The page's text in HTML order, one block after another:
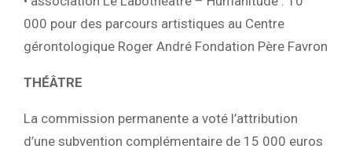
000 pour des parcours artistiques au Centre
gérontologique Roger André Fondation Père Favron
THÉÂTRE
La commission permanente a voté l’attribution
d’une subvention complémentaire de 15 000 euros